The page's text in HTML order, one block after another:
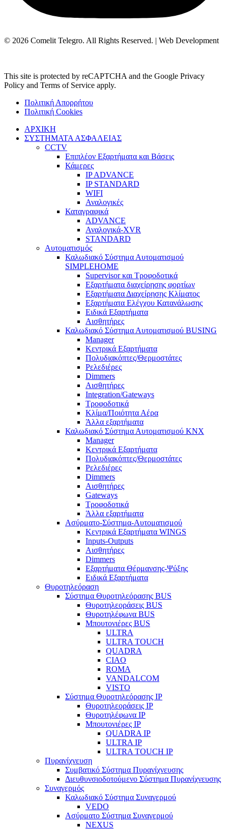
© 2026 Comelit Telegro. All Rights Reserved. | Web Development
This site is protected by reCAPTCHA and the Google Privacy
Policy and Terms of Service apply.
Πολιτική Απορρήτου
Πολιτική Cookies
ΑΡΧΙΚΗ
ΣΥΣΤΗΜΑΤΑ ΑΣΦΑΛΕΙΑΣ
CCTV
Επιπλέον Εξαρτήματα και Βάσεις
Κάμερες
IP ADVANCE
IP STANDARD
WIFI
Αναλογικές
Καταγραφικά
ADVANCE
Αναλογικά-XVR
STANDARD
Αυτοματισμός
Καλωδιακό Σύστημα Αυτοματισμού
SIMPLEHOME
Supervisor και Τροφοδοτικά
Εξαρτήματα διαχείρησης φορτίων
Εξαρτήματα Διαχείρησης Κλίματος
Εξαρτήματα Ελέγχου Κατανάλωσης
Ειδικά Εξαρτήματα
Αισθητήρες
Καλωδιακό Σύστημα Αυτοματισμού BUSING
Manager
Κεντρικά Εξαρτήματα
Πολυδιακόπτες/Θερμοστάτες
Ρελεδιέρες
Dimmers
Αισθητήρες
Integration/Gateways
Τροφοδοτικά
Κλίμα/Ποιότητα Αέρα
Άλλα εξαρτήματα
Καλωδιακό Σύστημα Αυτοματισμού KNX
Manager
Κεντρικά Εξαρτήματα
Πολυδιακόπτες/Θερμοστάτες
Ρελεδιέρες
Dimmers
Αισθητήρες
Gateways
Τροφοδοτικά
Άλλα εξαρτήματα
Ασύρματο-Σύστημα-Αυτοματισμού
Κεντρικά Εξαρτήματα WINGS
Inputs-Outputs
Αισθητήρες
Dimmers
Εξαρτήματα Θέρμανσης-Ψύξης
Ειδικά Εξαρτήματα
Θυροτηλεόραση
Σύστημα Θυροτηλεόρασης BUS
Θυροτηλεοράσεις BUS
Θυροτηλέφωνα BUS
Μπουτονιέρες BUS
ULTRA
ULTRA TOUCH
QUADRA
CIAO
ROMA
VANDALCOM
VISTO
Σύστημα Θυροτηλεόρασης IP
Θυροτηλεοράσεις IP
Θυροτηλέφωνα IP
Μπουτονιέρες IP
QUADRA IP
ULTRA IP
ULTRA TOUCH IP
Πυρανίχνευση
Συμβατικό Σύστημα Πυρανίχνευσης
Διευθυνσιοδοτούμενο Σύστημα Πυρανίχνευσης
Συναγερμός
Καλωδιακό Σύστημα Συναγερμού
VEDO
Ασύρματο Σύστημα Συναγερμού
NEXUS